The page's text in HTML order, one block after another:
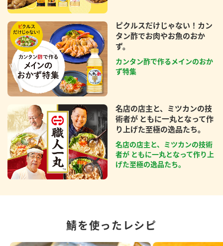
ピクルスだけじゃない！カン
タン酢でお肉やお魚のおか
ず。
カンタン酢で作るメインのおか
ず特集
名店の店主と、ミツカンの技
術者が ともに一丸となって作
り上げた至極の逸品たち。
名店の店主と、ミツカンの技術
者が ともに一丸となって作り上
げた至極の逸品たち。
鯖を使ったレシピ